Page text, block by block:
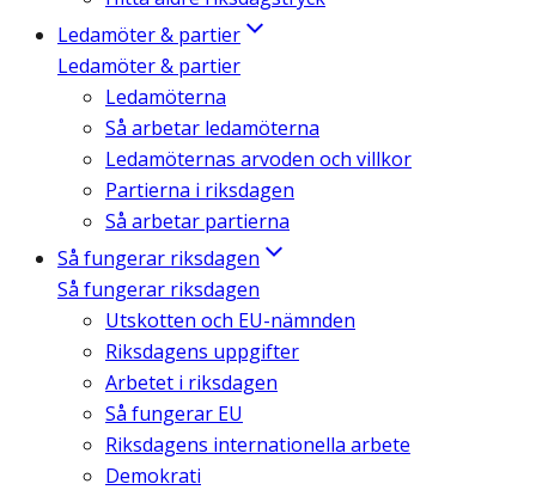
Ledamöter & partier
Ledamöter & partier
Ledamöterna
Så arbetar ledamöterna
Ledamöternas arvoden och villkor
Partierna i riksdagen
Så arbetar partierna
Så fungerar riksdagen
Så fungerar riksdagen
Utskotten och EU-nämnden
Riksdagens uppgifter
Arbetet i riksdagen
Så fungerar EU
Riksdagens internationella arbete
Demokrati